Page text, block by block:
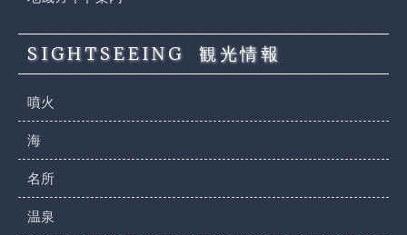
SIGHTSEEING 観光情報
噴火
海
名所
温泉